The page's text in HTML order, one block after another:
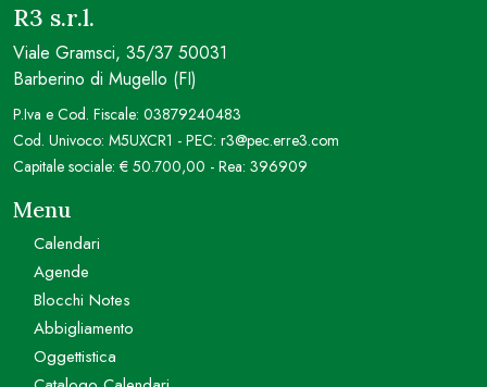
R3 s.r.l.
Viale Gramsci, 35/37 50031
Barberino di Mugello (FI)
P.Iva e Cod. Fiscale: 03879240483
Cod. Univoco: M5UXCR1 - PEC: r3@pec.erre3.com
Capitale sociale: € 50.700,00 - Rea: 396909
Menu
Calendari
Agende
Blocchi Notes
Abbigliamento
Oggettistica